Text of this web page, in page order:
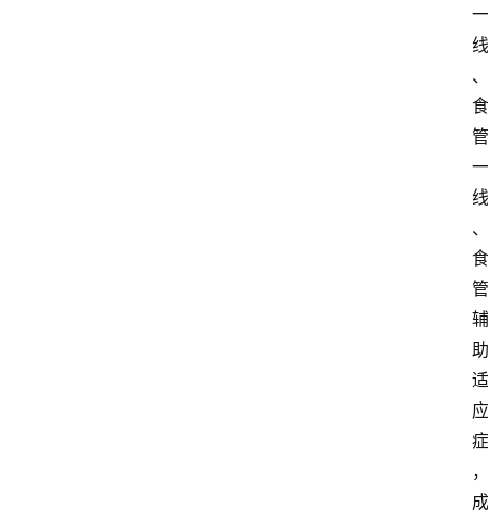
一
线
、
食
管
一
线
、
食
管
辅
助
适
应
症
，
成